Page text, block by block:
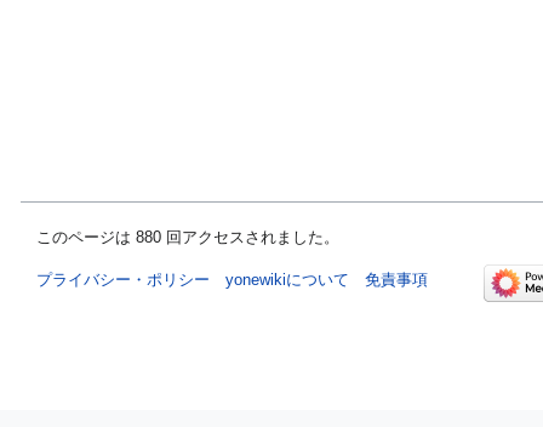
このページは 880 回アクセスされました。
プライバシー・ポリシー yonewikiについて 免責事項